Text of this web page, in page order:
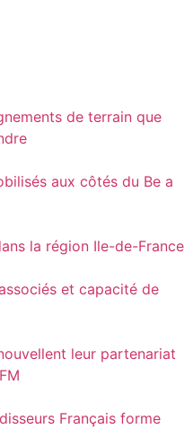
de terrain que
aux côtés du Be a
la région Ile-de-France
et capacité de
leur partenariat
Français forme